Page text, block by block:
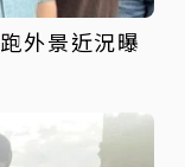
外景近況曝